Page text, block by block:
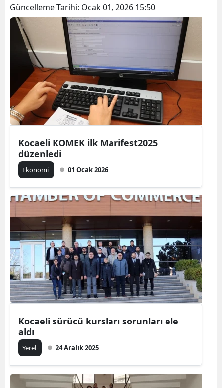
Güncelleme Tarihi: Ocak 01, 2026 15:50
Kocaeli KOMEK ilk Marifest2025
düzenledi
Ekonomi 01 Ocak 2026
Kocaeli sürücü kursları sorunları ele
aldı
Yerel 24 Aralık 2025